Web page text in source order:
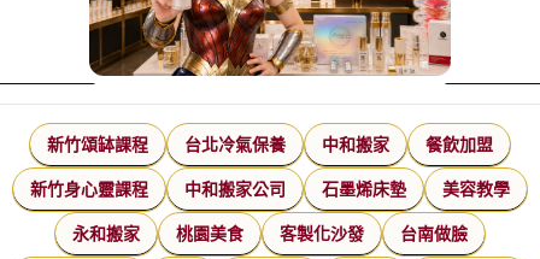
新竹頌缽課程 台北冷氣保養 中和搬家 餐飲加盟
新竹身心靈課程 中和搬家公司 石墨烯床墊 美容教學
永和搬家 桃園美食 客製化沙發 台南做臉